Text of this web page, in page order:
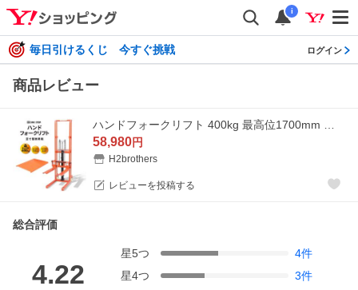
i
毎日引けるくじ 今すぐ挑戦 ログイン
商品レビュー
58,980円
H2brothers
レビューを投稿する
総合評価
4.22
星5つ 4件
星4つ 3件